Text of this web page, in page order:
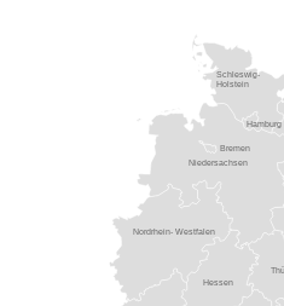
Hessen
Niedersachsen
Nordrhein- Westfalen
Schleswig-
Holstein
Bremen
Hamburg